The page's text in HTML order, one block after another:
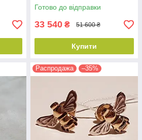
Готово до відправки
33 540 ₴ 51 600 ₴
Купити
Распродажа –35%